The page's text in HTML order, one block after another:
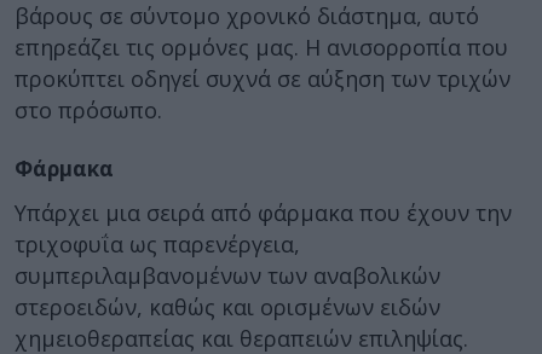
βάρους σε σύντομο χρονικό διάστημα, αυτό
επηρεάζει τις ορμόνες μας. Η ανισορροπία που
προκύπτει οδηγεί συχνά σε αύξηση των τριχών
στο πρόσωπο.
Φάρμακα
Υπάρχει μια σειρά από φάρμακα που έχουν την
τριχοφυΐα ως παρενέργεια,
συμπεριλαμβανομένων των αναβολικών
στεροειδών, καθώς και ορισμένων ειδών
χημειοθεραπείας και θεραπειών επιληψίας.